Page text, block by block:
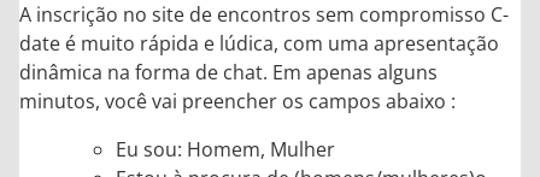
A inscrição no site de encontros sem compromisso C-
date é muito rápida e lúdica, com uma apresentação
dinâmica na forma de chat. Em apenas alguns
minutos, você vai preencher os campos abaixo :
Eu sou: Homem, Mulher